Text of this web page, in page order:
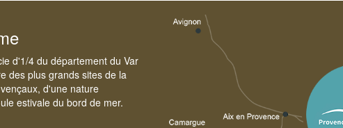
d'1/4 du département du Var
des plus grands sites de la
d'une nature
estivale du bord de mer.